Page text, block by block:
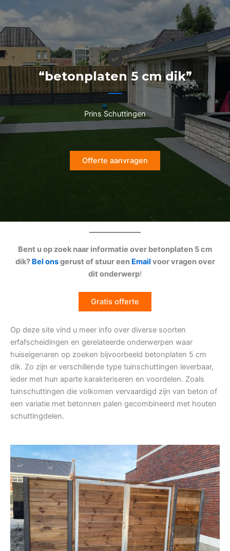
naar
de
inhoud
“betonplaten 5 cm dik”
Prins Schuttingen
Offerte aanvragen
Bent u op zoek naar informatie over betonplaten 5 cm
dik? Bel onsgerust of stuur een Email voor vragen over
dit onderwerp!
Gratis offerte
Op deze site vind u meer info over diverse soorten
erfafscheidingen en gerelateerde onderwerpen waar
huiseigenaren op zoeken bijvoorbeeld betonplaten 5 cm
dik. Zo zijn er verschillende type tuinschuttingen leverbaar,
ieder met hun aparte karakteriseren en voordelen. Zoals
tuinschuttingen die volkomen vervaardigd zijn van beton of
een variatie met betonnen palen gecombineerd met houten
schuttingdelen.